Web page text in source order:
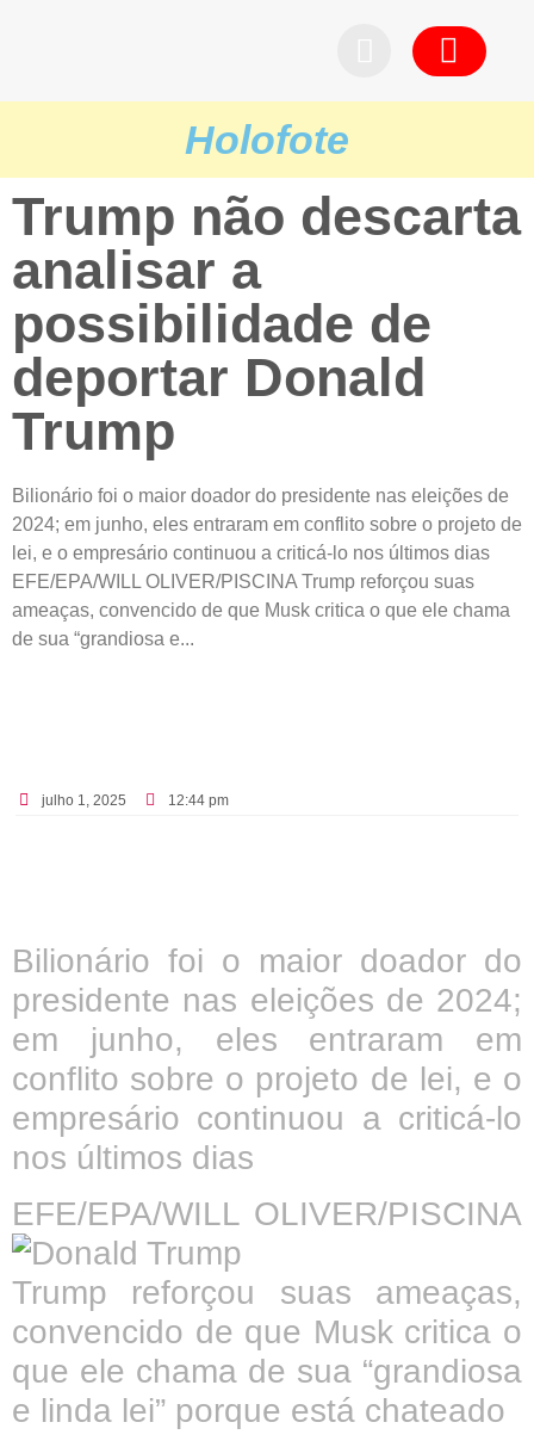
Holofote
Trump não descarta
analisar a
possibilidade de
deportar Donald
Trump
Bilionário foi o maior doador do presidente nas eleições de
2024; em junho, eles entraram em conflito sobre o projeto de
lei, e o empresário continuou a criticá-lo nos últimos dias
EFE/EPA/WILL OLIVER/PISCINA Trump reforçou suas
ameaças, convencido de que Musk critica o que ele chama
de sua “grandiosa e...
julho 1, 2025 12:44 pm
Bilionário foi o maior doador do
presidente nas eleições de 2024;
em junho, eles entraram em
conflito sobre o projeto de lei, e o
empresário continuou a criticá-lo
nos últimos dias
EFE/EPA/WILL OLIVER/PISCINA
Trump reforçou suas ameaças,
convencido de que Musk critica o
que ele chama de sua “grandiosa
e linda lei” porque está chateado